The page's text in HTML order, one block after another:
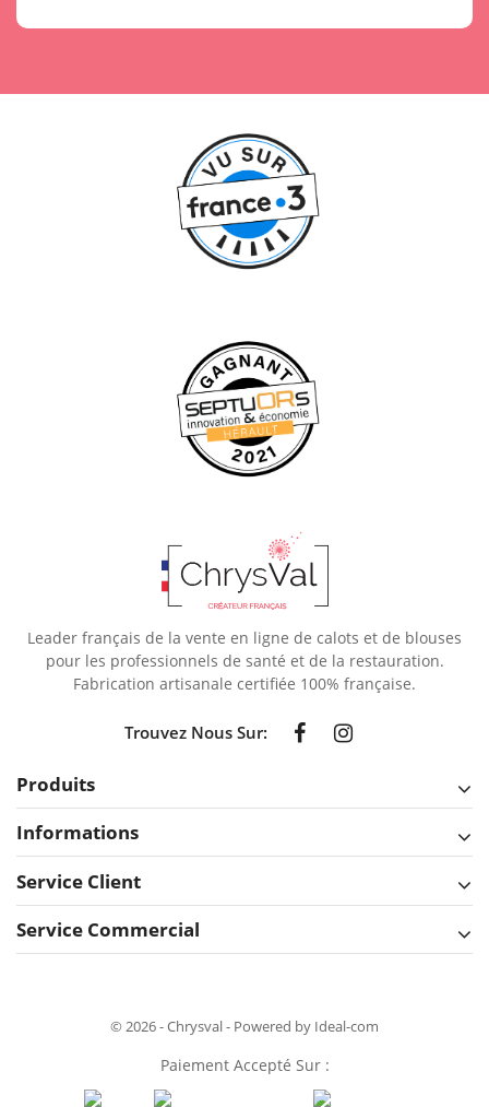
Leader français de la vente en ligne de calots et de blouses
pour les professionnels de santé et de la restauration.
Fabrication artisanale certifiée 100% française.
Trouvez Nous Sur:
Produits
Informations
Service Client
Service Commercial
© 2026 - Chrysval - Powered by Ideal-com
Paiement Accepté Sur :